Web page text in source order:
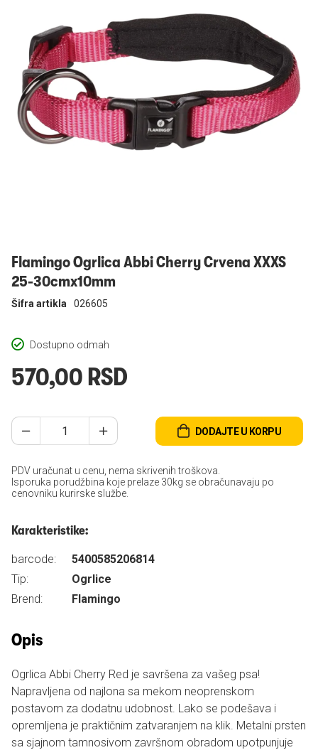
Flamingo Ogrlica Abbi Cherry Crvena XXXS
25-30cmx10mm
Dostupno odmah
Šifra artikla 026605
570,00 RSD
DODAJTE U KORPU
PDV uračunat u cenu, nema skrivenih troškova.
Isporuka porudžbina koje prelaze 30kg se obračunavaju po
cenovniku kurirske službe.
Karakteristike:
barcode:
5400585206814
Tip:
Ogrlice
Brend:
Flamingo
Opis
Ogrlica Abbi Cherry Red je savršena za vašeg psa!
Napravljena od najlona sa mekom neoprenskom
postavom za dodatnu udobnost. Lako se podešava i
opremljena je praktičnim zatvaranjem na klik. Metalni prsten
sa sjajnom tamnosivom završnom obradom upotpunjuje